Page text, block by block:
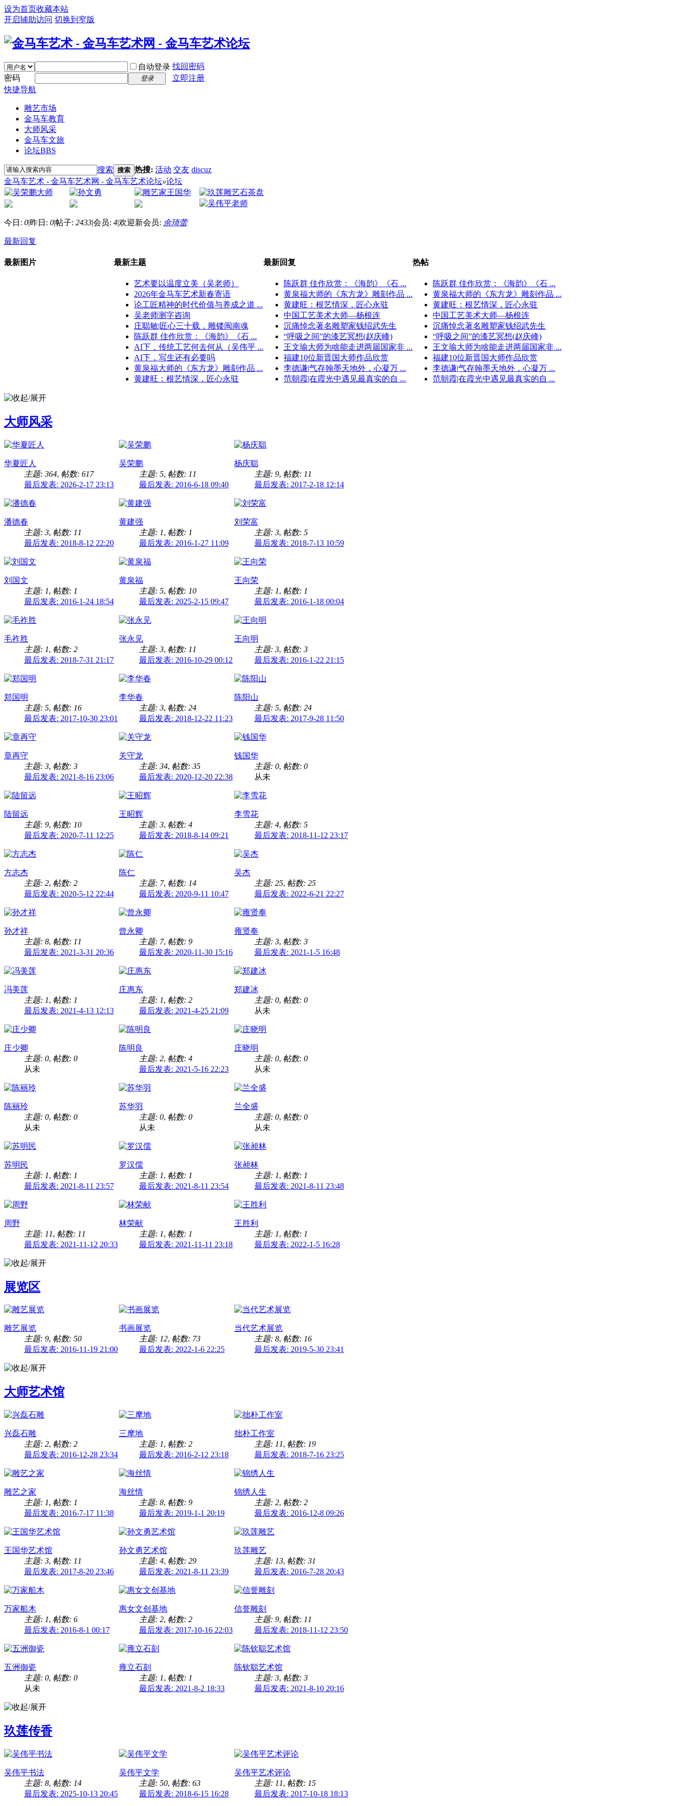
设为首页收藏本站
开启辅助访问 切换到窄版
自动登录 找回密码
密码
登录
立即注册
快捷导航
雕艺市场
金马车教育
大师风采
金马车文旅
论坛BBS
搜索 搜索 热搜: 活动 交友 discuz
金马车艺术 - 金马车艺术网 - 金马车艺术论坛»论坛
今日: 0|昨日: 0|帖子: 2433|会员: 4|欢迎新会员: 余琦蕾
最新回复
最新图片 最新主题
艺术要以温度立美（吴老师）
2026年金马车艺术新春寄语
论工匠精神的时代价值与养成之道 ...
吴老师测字咨询
庄聪敏|匠心三十载，雕镂闽南魂
陈跃群 佳作欣赏：《海韵》《石 ...
AI下，传统工艺何去何从（吴伟平 ...
AI下，写生还有必要吗
黄泉福大师的《东方龙》雕刻作品 ...
黄建旺：根艺情深，匠心永驻
最新回复
陈跃群 佳作欣赏：《海韵》《石 ...
黄泉福大师的《东方龙》雕刻作品 ...
黄建旺：根艺情深，匠心永驻
中国工艺美术大师—杨根连
沉痛悼念著名雕塑家钱绍武先生
“呼吸之间”的漆艺冥想(赵庆峰)
王文瑜大师为啥能走进两届国家非 ...
福建10位新晋国大师作品欣赏
李德谦|气存翰墨天地外，心凝万 ...
范朝霞|在霞光中遇见最真实的自 ...
热帖
陈跃群 佳作欣赏：《海韵》《石 ...
黄泉福大师的《东方龙》雕刻作品 ...
黄建旺：根艺情深，匠心永驻
中国工艺美术大师—杨根连
沉痛悼念著名雕塑家钱绍武先生
“呼吸之间”的漆艺冥想(赵庆峰)
王文瑜大师为啥能走进两届国家非 ...
福建10位新晋国大师作品欣赏
李德谦|气存翰墨天地外，心凝万 ...
范朝霞|在霞光中遇见最真实的自 ...
大师风采
华夏匠人
主题: 364, 帖数: 617
最后发表: 2026-2-17 23:13
吴荣鹏
主题: 5, 帖数: 11
最后发表: 2016-6-18 09:40
杨庆聪
主题: 9, 帖数: 11
最后发表: 2017-2-18 12:14
潘德春
主题: 3, 帖数: 11
最后发表: 2018-8-12 22:20
黄建强
主题: 1, 帖数: 1
最后发表: 2016-1-27 11:09
刘荣富
主题: 3, 帖数: 5
最后发表: 2018-7-13 10:59
刘国文
主题: 1, 帖数: 1
最后发表: 2016-1-24 18:54
黄泉福
主题: 5, 帖数: 10
最后发表: 2025-2-15 09:47
王向荣
主题: 1, 帖数: 1
最后发表: 2016-1-18 00:04
毛祚胜
主题: 1, 帖数: 2
最后发表: 2018-7-31 21:17
张永见
主题: 3, 帖数: 11
最后发表: 2016-10-29 00:12
王向明
主题: 3, 帖数: 3
最后发表: 2016-1-22 21:15
郑国明
主题: 5, 帖数: 16
最后发表: 2017-10-30 23:01
李华春
主题: 3, 帖数: 24
最后发表: 2018-12-22 11:23
陈阳山
主题: 5, 帖数: 24
最后发表: 2017-9-28 11:50
章再守
主题: 3, 帖数: 3
最后发表: 2021-8-16 23:06
关守龙
主题: 34, 帖数: 35
最后发表: 2020-12-20 22:38
钱国华
主题: 0, 帖数: 0
从未
陆留远
主题: 9, 帖数: 10
最后发表: 2020-7-11 12:25
王昭辉
主题: 3, 帖数: 4
最后发表: 2018-8-14 09:21
李雪花
主题: 4, 帖数: 5
最后发表: 2018-11-12 23:17
方志杰
主题: 2, 帖数: 2
最后发表: 2020-5-12 22:44
陈仁
主题: 7, 帖数: 14
最后发表: 2020-9-11 10:47
吴杰
主题: 25, 帖数: 25
最后发表: 2022-6-21 22:27
孙才祥
主题: 8, 帖数: 11
最后发表: 2021-3-31 20:36
曾永卿
主题: 7, 帖数: 9
最后发表: 2020-11-30 15:16
雍贤奉
主题: 3, 帖数: 3
最后发表: 2021-1-5 16:48
冯美莲
主题: 1, 帖数: 1
最后发表: 2021-4-13 12:13
庄惠东
主题: 1, 帖数: 2
最后发表: 2021-4-25 21:09
郑建冰
主题: 0, 帖数: 0
从未
庄少卿
主题: 0, 帖数: 0
从未
陈明良
主题: 2, 帖数: 4
最后发表: 2021-5-16 22:23
庄晓明
主题: 0, 帖数: 0
从未
陈丽玲
主题: 0, 帖数: 0
从未
苏华羽
主题: 0, 帖数: 0
从未
兰全盛
主题: 0, 帖数: 0
从未
苏明民
主题: 1, 帖数: 1
最后发表: 2021-8-11 23:57
罗汉儒
主题: 1, 帖数: 1
最后发表: 2021-8-11 23:54
张昶林
主题: 1, 帖数: 1
最后发表: 2021-8-11 23:48
周野
主题: 11, 帖数: 11
最后发表: 2021-11-12 20:33
林荣献
主题: 1, 帖数: 1
最后发表: 2021-11-11 23:18
王胜利
主题: 1, 帖数: 1
最后发表: 2022-1-5 16:28
展览区
雕艺展览
主题: 9, 帖数: 50
最后发表: 2016-11-19 21:00
书画展览
主题: 12, 帖数: 73
最后发表: 2022-1-6 22:25
当代艺术展览
主题: 8, 帖数: 16
最后发表: 2019-5-30 23:41
大师艺术馆
兴磊石雕
主题: 2, 帖数: 2
最后发表: 2016-12-28 23:34
三摩地
主题: 1, 帖数: 2
最后发表: 2016-2-12 23:18
拙朴工作室
主题: 11, 帖数: 19
最后发表: 2018-7-16 23:25
雕艺之家
主题: 1, 帖数: 1
最后发表: 2016-7-17 11:38
海丝情
主题: 8, 帖数: 9
最后发表: 2019-1-1 20:19
锦绣人生
主题: 2, 帖数: 2
最后发表: 2016-12-8 09:26
王国华艺术馆
主题: 3, 帖数: 11
最后发表: 2017-8-20 23:46
孙文勇艺术馆
主题: 4, 帖数: 29
最后发表: 2021-8-11 23:39
玖莲雕艺
主题: 13, 帖数: 31
最后发表: 2016-7-28 20:43
万家船木
主题: 1, 帖数: 6
最后发表: 2016-8-1 00:17
惠女文创基地
主题: 2, 帖数: 2
最后发表: 2017-10-16 22:03
信誉雕刻
主题: 9, 帖数: 11
最后发表: 2018-11-12 23:50
五洲御瓷
主题: 0, 帖数: 0
从未
雍立石刻
主题: 1, 帖数: 1
最后发表: 2021-8-2 18:33
陈钦聪艺术馆
主题: 3, 帖数: 3
最后发表: 2021-8-10 20:16
玖莲传香
吴伟平书法
主题: 8, 帖数: 14
最后发表: 2025-10-13 20:45
吴伟平文学
主题: 50, 帖数: 63
最后发表: 2018-6-15 16:28
吴伟平艺术评论
主题: 11, 帖数: 15
最后发表: 2017-10-18 18:13